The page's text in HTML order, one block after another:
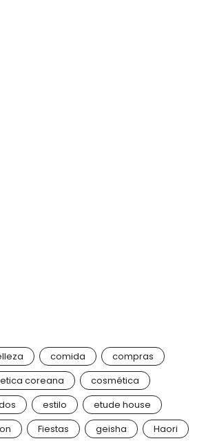
comida
compras
coreana
cosmética
estilo
etude house
Fiestas geisha
Haori